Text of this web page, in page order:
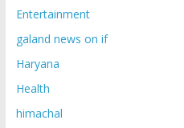
Entertainment
galand news on if
Haryana
Health
himachal